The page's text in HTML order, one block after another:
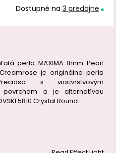
Dostupné na 3 predajne
perla MAXIMA 8mm Pearl
je originálna perla
s viacvrstvovým
povrchom a je alternatívou
5810 Crystal Round.